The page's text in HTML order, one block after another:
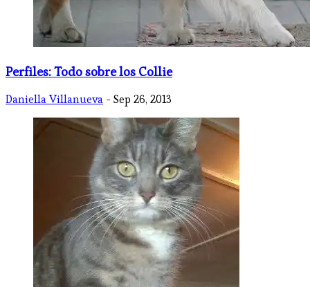
Perfiles: Todo sobre los Collie
Daniella Villanueva - Sep 26, 2013